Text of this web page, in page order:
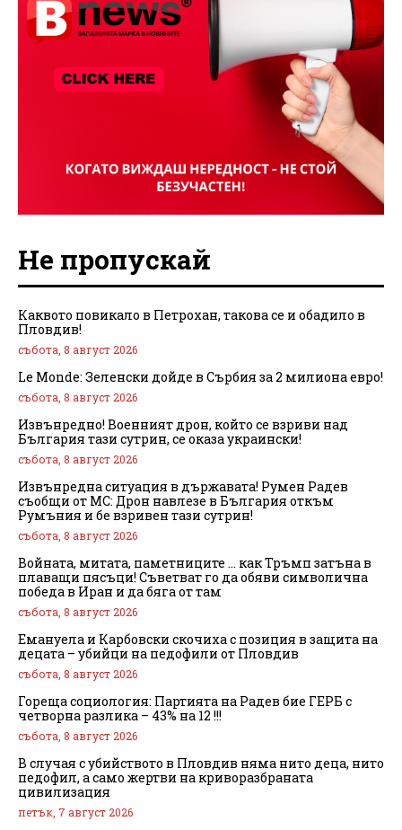
Не пропускай
Каквото повикало в Петрохан, такова се и обадило в
Пловдив!
събота, 8 август 2026
Le Monde: Зеленски дойде в Сърбия за 2 милиона евро!
събота, 8 август 2026
Извънредно! Военният дрон, който се взриви над
България тази сутрин, се оказа украински!
събота, 8 август 2026
Извънредна ситуация в държавата! Румен Радев
съобщи от МС: Дрон навлезе в България откъм
Румъния и бе взривен тази сутрин!
събота, 8 август 2026
Войната, митата, паметниците … как Тръмп затъна в
плаващи пясъци! Съветват го да обяви символична
победа в Иран и да бяга от там
събота, 8 август 2026
Емануела и Карбовски скочиха с позиция в защита на
децата – убийци на педофили от Пловдив
събота, 8 август 2026
Гореща социология: Партията на Радев бие ГЕРБ с
четворна разлика – 43% на 12 !!!
събота, 8 август 2026
В случая с убийството в Пловдив няма нито деца, нито
педофил, а само жертви на криворазбраната
цивилизация
петък, 7 август 2026